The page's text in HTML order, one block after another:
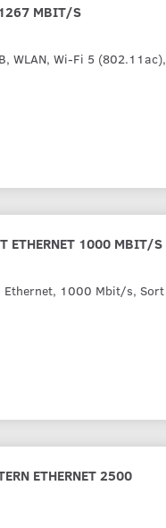
1267 MBIT/S
WLAN, Wi-Fi 5 (802.11ac),
ETHERNET 1000 MBIT/S
Ethernet, 1000 Mbit/s, Sort
ETHERNET 2500